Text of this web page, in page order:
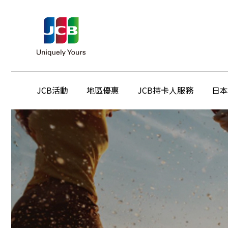
JCB活動 地區優惠 JCB持卡人服務 日